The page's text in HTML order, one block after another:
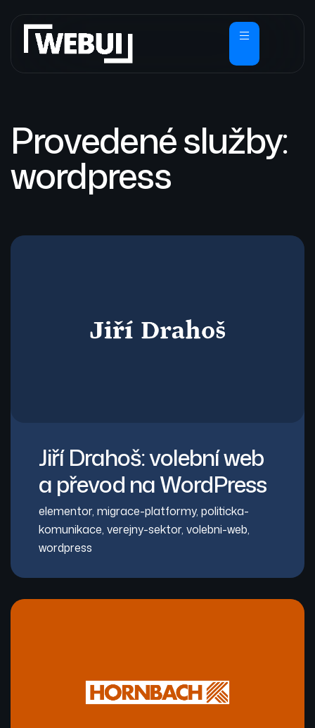
Provedené služby:
wordpress
Jiří Drahoš: volební web
a převod na WordPress
elementor, migrace-platformy, politicka-
komunikace, verejny-sektor, volebni-web,
wordpress